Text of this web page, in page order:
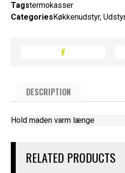
Tagstermokasser
Categories Køkkenudstyr,
DESCRIPTION
Hold maden varm længe
RELATED PRODUCTS